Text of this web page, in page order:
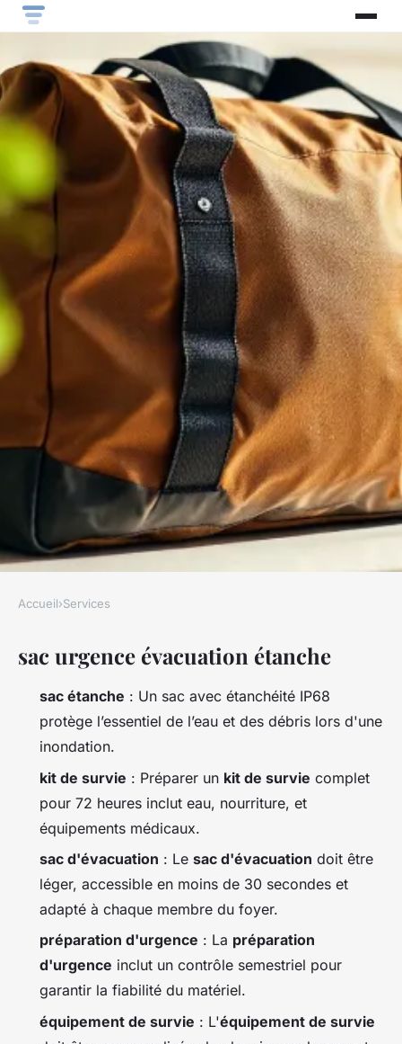
Les avantages essentiels d'un
sac d'urgence étanche à avoir
chez soi
Accueil›Services
sac urgence évacuation étanche
sac étanche : Un sac avec étanchéité IP68
protège l’essentiel de l’eau et des débris lors d'une
inondation.
kit de survie : Préparer un kit de survie complet
pour 72 heures inclut eau, nourriture, et
équipements médicaux.
sac d'évacuation : Le sac d'évacuation doit être
léger, accessible en moins de 30 secondes et
adapté à chaque membre du foyer.
préparation d'urgence : La préparation
d'urgence inclut un contrôle semestriel pour
garantir la fiabilité du matériel.
équipement de survie : L'équipement de survie